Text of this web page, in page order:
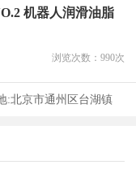
机器人润滑油脂
浏览次数： 990次
:北京市通州区台湖镇